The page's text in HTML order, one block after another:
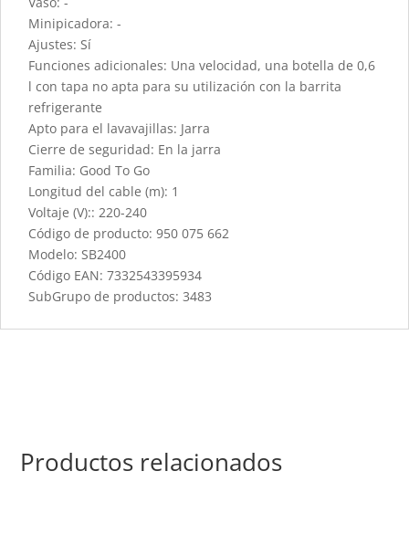
Minipicadora: -
Ajustes: Sí
Funciones adicionales: Una velocidad, una botella de 0,6
l con tapa no apta para su utilización con la barrita
refrigerante
Apto para el lavavajillas: Jarra
Cierre de seguridad: En la jarra
Familia: Good To Go
Longitud del cable (m): 1
Voltaje (V):: 220-240
Código de producto: 950 075 662
Modelo: SB2400
Código EAN: 7332543395934
SubGrupo de productos: 3483
Productos relacionados